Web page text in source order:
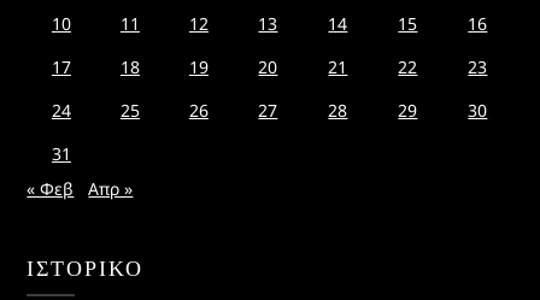
10
11 12 13 14 15
16
17
18 19 20 21 22
23
24
25 26 27 28 29
30
31
« Φεβ
Απρ »
ΙΣΤΟΡΙΚΌ